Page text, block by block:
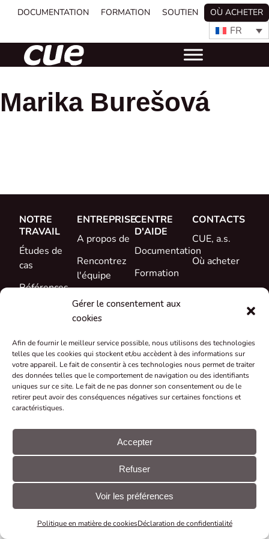
Gérer le consentement aux
cookies
Afin de fournir le meilleur service possible, nous utilisons des technologies
telles que les cookies qui stockent et/ou accèdent à des informations sur
votre appareil. Le fait de consentir à ces technologies nous permet de traiter
des données telles que le comportement de navigation ou des identifiants
uniques sur ce site. Le fait de ne pas donner son consentement ou de le
retirer peut avoir des conséquences négatives sur certaines fonctions et
caractéristiques.
Accepter
Refuser
Voir les préférences
Politique en matière de cookiesDéclaration de confidentialité
DOCUMENTATION FORMATION SOUTIEN OÙ ACHETER
FR
Marika Burešová
NOTRE
TRAVAIL
Études de
cas
Références
ENTREPRISE
A propos de
Rencontrez
l'équipe
Carrière
Certificats et
Reprise et
recyclage
Subventions
CENTRE
D'AIDE
Documentation
Formation
CONTACTS
CUE, a.s.
Où acheter
Tous droits
en matière de GDPR